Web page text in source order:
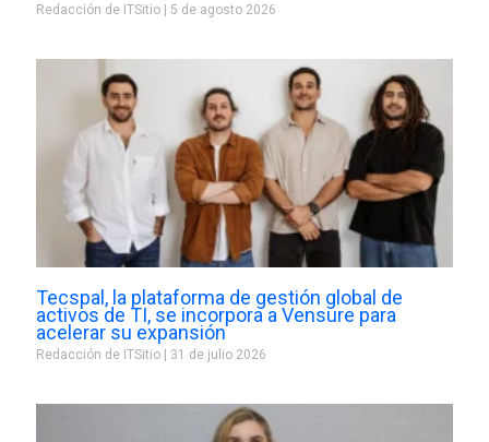
Redacción de ITSitio 5 de agosto 2026
Tecspal, la plataforma de gestión global de
activos de TI, se incorpora a Vensure para
acelerar su expansión
Redacción de ITSitio 31 de julio 2026